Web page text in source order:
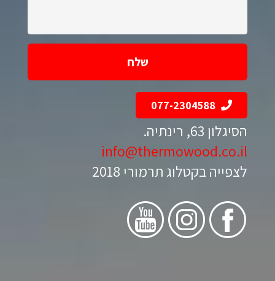
077-2304588
הסיגלון 63, רינתיה.
info@thermowood.co.il
לצפייה בקטלוג תרמורי 2018